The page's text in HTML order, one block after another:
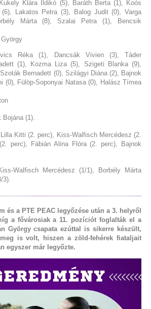
Klára Ildikó (5), Baráth Berta (1), Koós
Lakatos Petra (3), Balog Judit (0), Varga
Márta (8), Szalai Petra (1), Bencsik
Réka (1), Dancsák Vivien (3), Táder
(1), Kozma Liza (5), Szigeti Blanka (9),
Bernadett (0), Szilágyi Diána (2), Bajnok
(0), Fülöp-Soponyai Natasa (0), Halász Tímea
Bojána (1).
Kitti (2. perc), Kiss-Walfisch Mercédesz (2.
perc), Fábián Alina Flóra (2. perc), Bajnok
Walfisch Mercédesz (1/1), Borbély Márta
3).
és a PTE PEAC legyőzése után a 3. helyről
a fővárosiak a 11. pozíciót foglalták el a
György csapata ezúttal is sikerre készült,
is volt, hiszen a zöld-fehérek fiataljait
egyszer már legyőzte.